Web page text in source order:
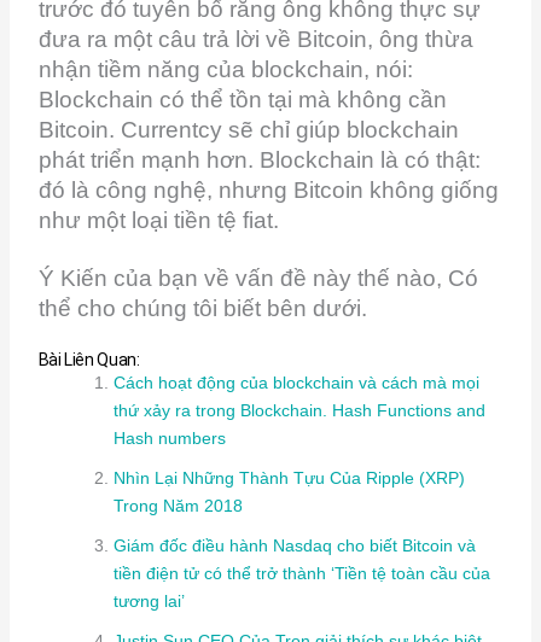
trước đó tuyên bố rằng ông không thực sự
đưa ra một câu trả lời về Bitcoin, ông thừa
nhận tiềm năng của blockchain, nói:
Blockchain có thể tồn tại mà không cần
Bitcoin. Currentcy sẽ chỉ giúp blockchain
phát triển mạnh hơn. Blockchain là có thật:
đó là công nghệ, nhưng Bitcoin không giống
như một loại tiền tệ fiat.
Ý Kiến của bạn về vấn đề này thế nào, Có
thể cho chúng tôi biết bên dưới.
Bài Liên Quan:
Cách hoạt động của blockchain và cách mà mọi
thứ xảy ra trong Blockchain. Hash Functions and
Hash numbers
Nhìn Lại Những Thành Tựu Của Ripple (XRP)
Trong Năm 2018
Giám đốc điều hành Nasdaq cho biết Bitcoin và
tiền điện tử có thể trở thành ‘Tiền tệ toàn cầu của
tương lai’